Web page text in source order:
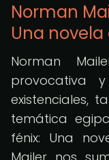
Norman
Una
Norman
provocativa
existenciales,
temática
fénix: Una